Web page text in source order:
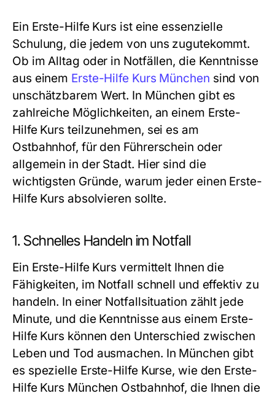
Ein Erste-Hilfe Kurs ist eine essenzielle
Schulung, die jedem von uns zugutekommt.
Ob im Alltag oder in Notfällen, die Kenntnisse
aus einem Erste-Hilfe Kurs München sind von
unschätzbarem Wert. In München gibt es
zahlreiche Möglichkeiten, an einem Erste-
Hilfe Kurs teilzunehmen, sei es am
Ostbahnhof, für den Führerschein oder
allgemein in der Stadt. Hier sind die
wichtigsten Gründe, warum jeder einen Erste-
Hilfe Kurs absolvieren sollte.
1. Schnelles Handeln im Notfall
Ein Erste-Hilfe Kurs vermittelt Ihnen die
Fähigkeiten, im Notfall schnell und effektiv zu
handeln. In einer Notfallsituation zählt jede
Minute, und die Kenntnisse aus einem Erste-
Hilfe Kurs können den Unterschied zwischen
Leben und Tod ausmachen. In München gibt
es spezielle Erste-Hilfe Kurse, wie den Erste-
Hilfe Kurs München Ostbahnhof, die Ihnen die